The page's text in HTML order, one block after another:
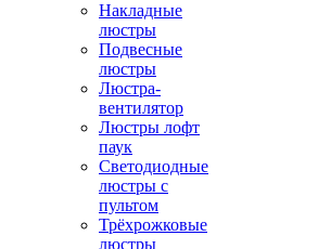
Накладные
люстры
Подвесные
люстры
Люстра-
вентилятор
Люстры лофт
паук
Светодиодные
люстры с
пультом
Трёхрожковые
люстры